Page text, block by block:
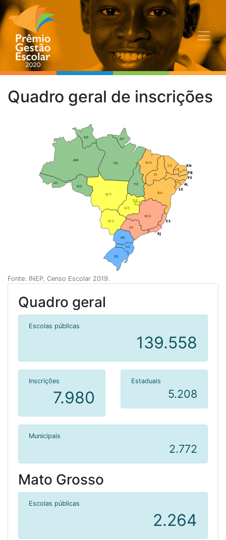
Quadro geral de inscrições
DF
AM
RR
RO
AP
PA
TO
MA
PI
CE
BA
SE
AL
PE
RN
PB
MG
RJ
ES
MT
MS
RS
PR
SP
GO
SC
AC
Fonte: INEP, Censo Escolar 2019.
Quadro geral
Escolas públicas
139.558
Inscrições
7.980
Estaduais
5.208
Municipais
2.772
Mato Grosso
Escolas públicas
2.264